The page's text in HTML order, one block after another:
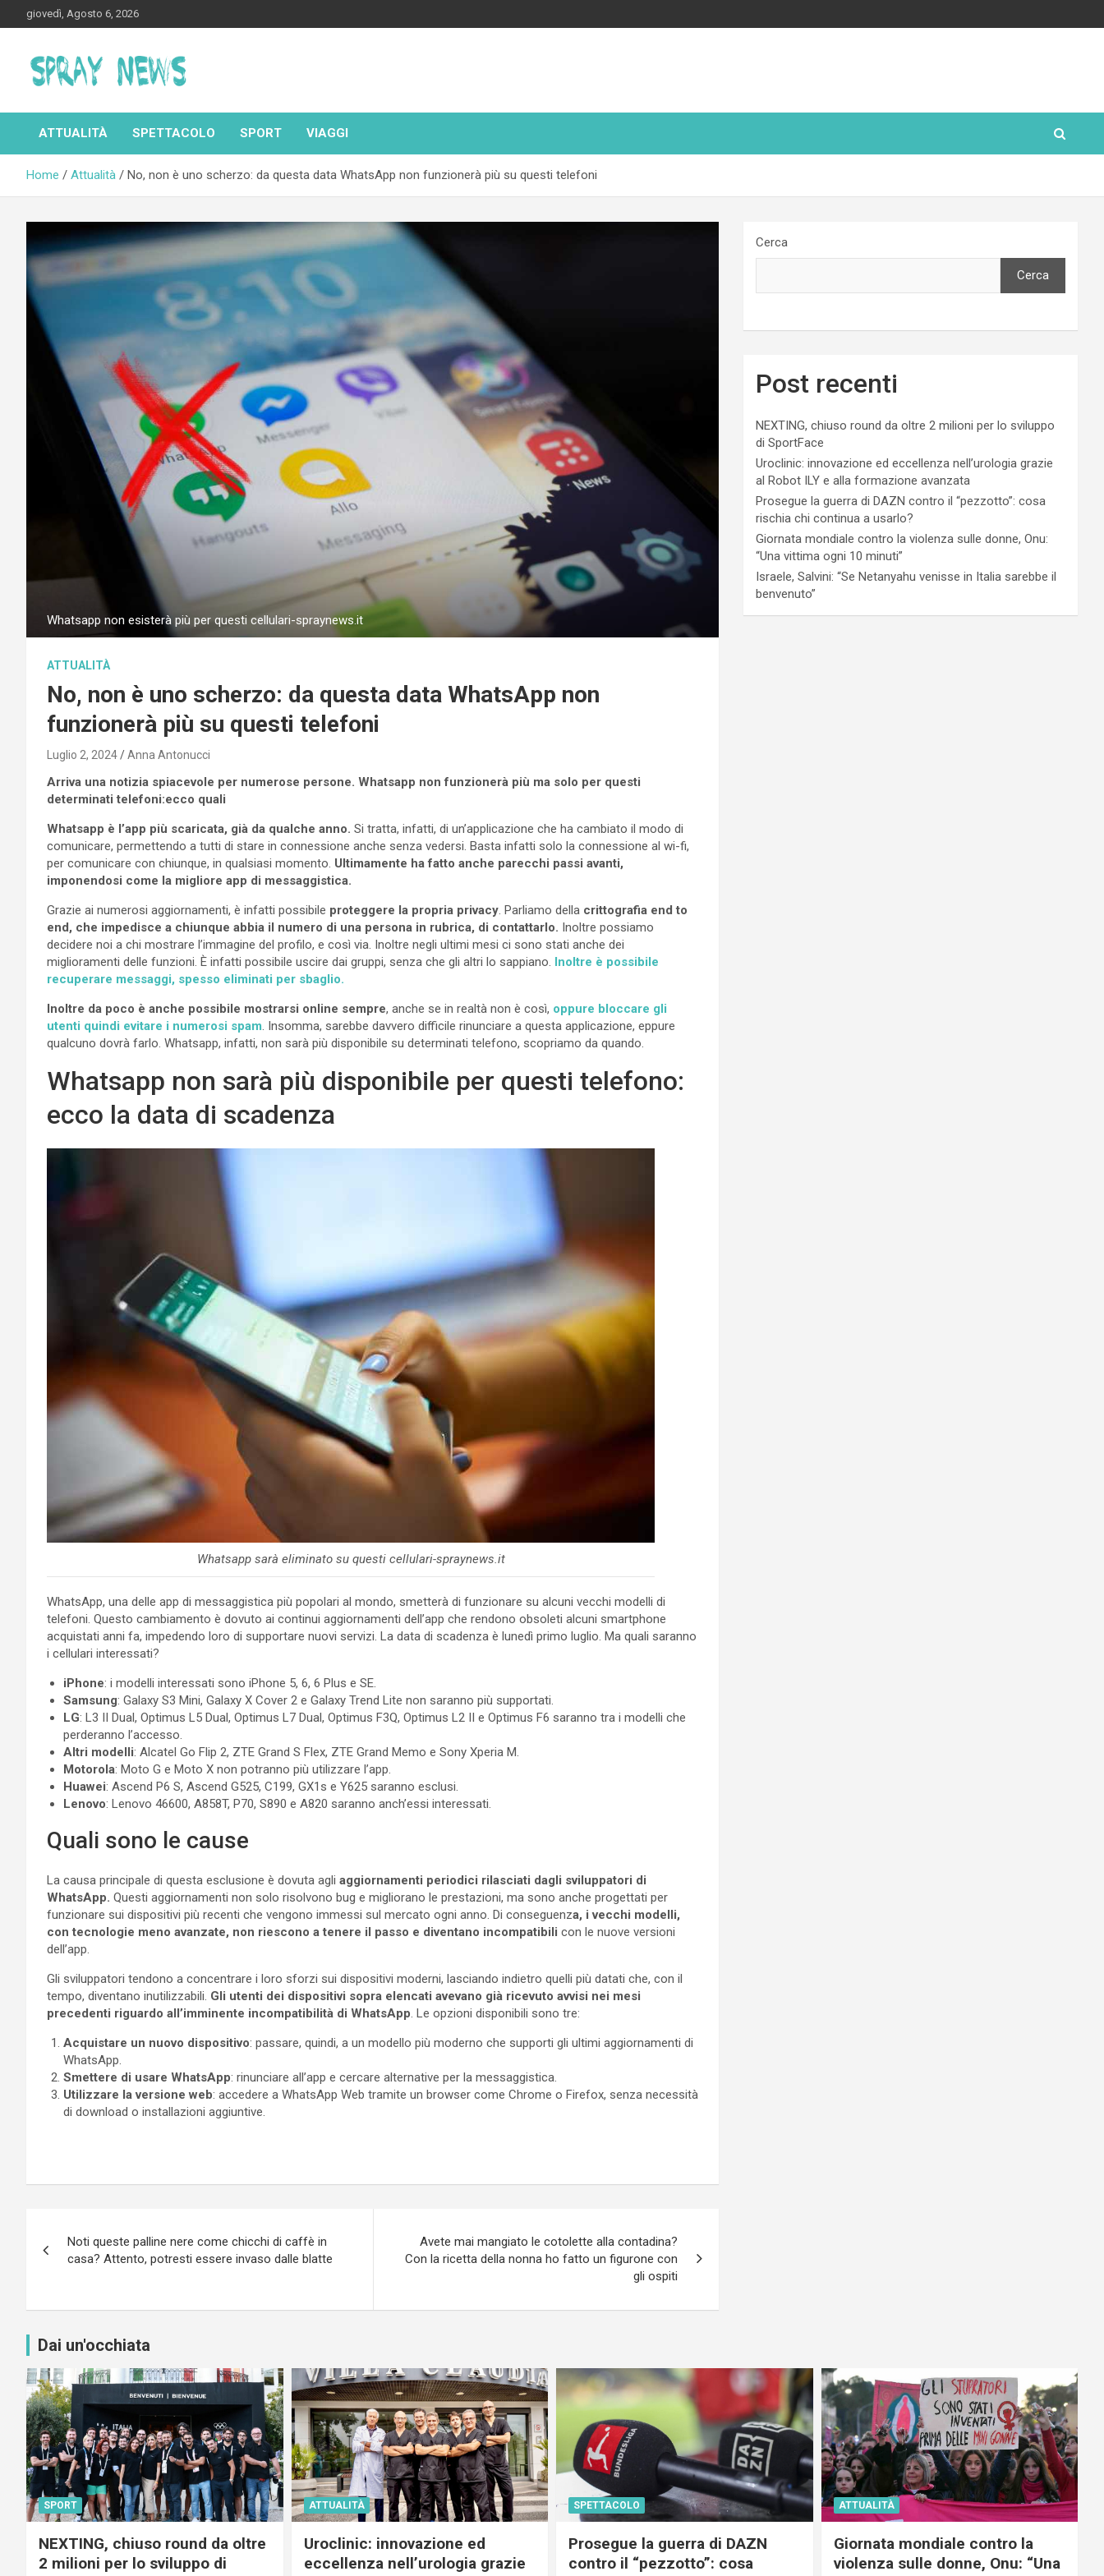
to
giovedì, Agosto 6, 2026
Spraynews.it
ATTUALITÀ SPETTACOLO SPORT VIAGGI
Home Attualità No, non è uno scherzo: da questa data WhatsApp non funzionerà più su questi telefoni
Whatsapp non esisterà più per questi cellulari-spraynews.it
ATTUALITÀ
No, non è uno scherzo: da questa data WhatsApp non
funzionerà più su questi telefoni
Luglio 2, 2024 Anna Antonucci
Arriva una notizia spiacevole per numerose persone. Whatsapp non funzionerà più ma solo per questi
determinati telefoni:ecco quali
Whatsapp è l’app più scaricata, già da qualche anno. Si tratta, infatti, di un’applicazione che ha cambiato il modo di
comunicare, permettendo a tutti di stare in connessione anche senza vedersi. Basta infatti solo la connessione al wi-fi,
per comunicare con chiunque, in qualsiasi momento. Ultimamente ha fatto anche parecchi passi avanti,
imponendosi come la migliore app di messaggistica.
Grazie ai numerosi aggiornamenti, è infatti possibile proteggere la propria privacy . Parliamo della crittografia end to
end, che impedisce a chiunque abbia il numero di una persona in rubrica, di contattarlo. Inoltre possiamo
decidere noi a chi mostrare l’immagine del profilo, e così via. Inoltre negli ultimi mesi ci sono stati anche dei
miglioramenti delle funzioni. È infatti possibile uscire dai gruppi, senza che gli altri lo sappiano. Inoltre è possibile
recuperare messaggi, spesso eliminati per sbaglio.
Inoltre da poco è anche possibile mostrarsi online sempre, anche se in realtà non è così, oppure bloccare gli
utenti quindi evitare i numerosi spam . Insomma, sarebbe davvero difficile rinunciare a questa applicazione, eppure
qualcuno dovrà farlo. Whatsapp, infatti, non sarà più disponibile su determinati telefono, scopriamo da quando.
Whatsapp non sarà più disponibile per questi telefono:
ecco la data di scadenza
Whatsapp sarà eliminato su questi cellulari-spraynews.it
WhatsApp, una delle app di messaggistica più popolari al mondo, smetterà di funzionare su alcuni vecchi modelli di
telefoni. Questo cambiamento è dovuto ai continui aggiornamenti dell’app che rendono obsoleti alcuni smartphone
acquistati anni fa, impedendo loro di supportare nuovi servizi. La data di scadenza è lunedì primo luglio. Ma quali saranno
i cellulari interessati?
iPhone: i modelli interessati sono iPhone 5, 6, 6 Plus e SE.
Samsung: Galaxy S3 Mini, Galaxy X Cover 2 e Galaxy Trend Lite non saranno più supportati.
LG: L3 II Dual, Optimus L5 Dual, Optimus L7 Dual, Optimus F3Q, Optimus L2 II e Optimus F6 saranno tra i modelli che
perderanno l’accesso.
Altri modelli: Alcatel Go Flip 2, ZTE Grand S Flex, ZTE Grand Memo e Sony Xperia M.
Motorola: Moto G e Moto X non potranno più utilizzare l’app.
Huawei: Ascend P6 S, Ascend G525, C199, GX1s e Y625 saranno esclusi.
Lenovo: Lenovo 46600, A858T, P70, S890 e A820 saranno anch’essi interessati.
Quali sono le cause
La causa principale di questa esclusione è dovuta agli aggiornamenti periodici rilasciati dagli sviluppatori di
WhatsApp. Questi aggiornamenti non solo risolvono bug e migliorano le prestazioni, ma sono anche progettati per
funzionare sui dispositivi più recenti che vengono immessi sul mercato ogni anno. Di conseguenza, i vecchi modelli,
con tecnologie meno avanzate, non riescono a tenere il passo e diventano incompatibili con le nuove versioni
dell’app.
Gli sviluppatori tendono a concentrare i loro sforzi sui dispositivi moderni, lasciando indietro quelli più datati che, con il
tempo, diventano inutilizzabili. Gli utenti dei dispositivi sopra elencati avevano già ricevuto avvisi nei mesi
precedenti riguardo all’imminente incompatibilità di WhatsApp . Le opzioni disponibili sono tre:
Acquistare un nuovo dispositivo: passare, quindi, a un modello più moderno che supporti gli ultimi aggiornamenti di
WhatsApp.
Smettere di usare WhatsApp: rinunciare all’app e cercare alternative per la messaggistica.
Utilizzare la versione web: accedere a WhatsApp Web tramite un browser come Chrome o Firefox, senza necessità
di download o installazioni aggiuntive.
articoli
Noti queste palline nere come chicchi di caffè in
casa? Attento, potresti essere invaso dalle blatte
Avete mai mangiato le cotolette alla contadina?
Con la ricetta della nonna ho fatto un figurone con
gli ospiti
Cerca
Cerca
Post recenti
NEXTING, chiuso round da oltre 2 milioni per lo sviluppo
di SportFace
Uroclinic: innovazione ed eccellenza nell’urologia grazie
al Robot ILY e alla formazione avanzata
Prosegue la guerra di DAZN contro il “pezzotto”: cosa
rischia chi continua a usarlo?
Giornata mondiale contro la violenza sulle donne, Onu:
“Una vittima ogni 10 minuti”
Israele, Salvini: “Se Netanyahu venisse in Italia sarebbe il
benvenuto”
Dai un'occhiata
SPORT
NEXTING, chiuso round da oltre
2 milioni per lo sviluppo di
ATTUALITÀ
Uroclinic: innovazione ed
eccellenza nell’urologia grazie
SPETTACOLO
Prosegue la guerra di DAZN
contro il “pezzotto”: cosa
ATTUALITÀ
Giornata mondiale contro la
violenza sulle donne, Onu: “Una